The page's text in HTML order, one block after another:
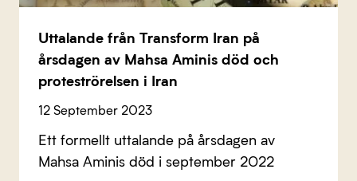
Uttalande från Transform Iran på
årsdagen av Mahsa Aminis död och
proteströrelsen i Iran
12 September 2023
Ett formellt uttalande på årsdagen av
Mahsa Aminis död i september 2022